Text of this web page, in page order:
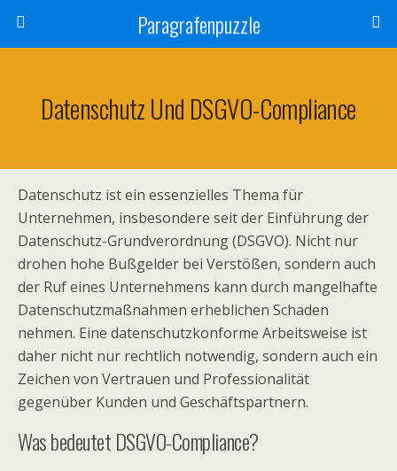
Paragrafenpuzzle
Datenschutz Und DSGVO-Compliance
Datenschutz ist ein essenzielles Thema für
Unternehmen, insbesondere seit der Einführung der
Datenschutz-Grundverordnung (DSGVO). Nicht nur
drohen hohe Bußgelder bei Verstößen, sondern auch
der Ruf eines Unternehmens kann durch mangelhafte
Datenschutzmaßnahmen erheblichen Schaden
nehmen. Eine datenschutzkonforme Arbeitsweise ist
daher nicht nur rechtlich notwendig, sondern auch ein
Zeichen von Vertrauen und Professionalität
gegenüber Kunden und Geschäftspartnern.
Was bedeutet DSGVO-Compliance?